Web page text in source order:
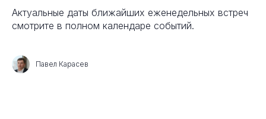
Актуальные даты ближайших еженедельных встреч
смотрите в полном календаре событий.
Павел Карасев